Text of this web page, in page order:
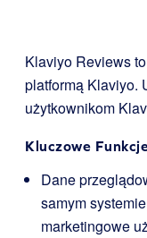
Klaviyo Reviews
platformą Klaviyo.
użytkownikom
Kluczowe
Dane
samym
marketingowe